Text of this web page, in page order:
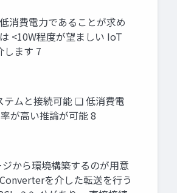
消費電力であることが求め
<10W程度が望ましい IoT
ます 7
ムと接続可能 ❏ 低消費電
が高い推論が可能 8
から環境構築するのが用意
を介した転送を行う